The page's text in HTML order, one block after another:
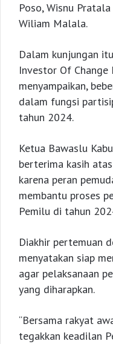
Poso, Wisnu
Wiliam Malala.
Dalam kunjungan
Investor Of Change
menyampaikan,
dalam fungsi
tahun 2024.
Ketua Bawaslu
berterima kasih
karena peran
membantu proses
Pemilu di tahun
Diakhir pertemuan
menyatakan siap
agar pelaksanaan
yang diharapkan.
“Bersama rakyat
tegakkan keadilan